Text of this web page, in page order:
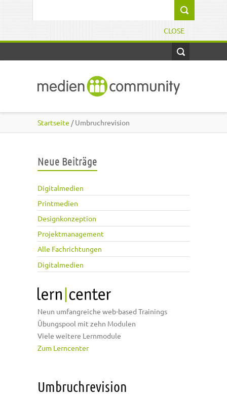
CLOSE
Startseite / Umbruchrevision
Neue Beiträge
Digitalmedien
Printmedien
Designkonzeption
Projektmanagement
Alle Fachrichtungen
Digitalmedien
Neun umfangreiche web-based Trainings
Übungspool mit zehn Modulen
Viele weitere Lernmodule
Zum Lerncenter
Umbruchrevision